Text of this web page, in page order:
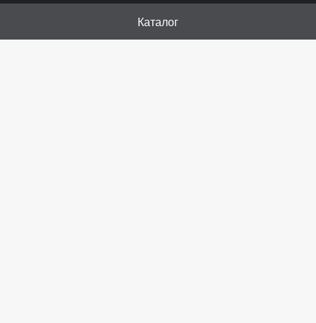
Каталог